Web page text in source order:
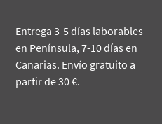
Entrega 3-5 días laborables
en Península, 7-10 días en
Canarias. Envío gratuito a
partir de 30 €.